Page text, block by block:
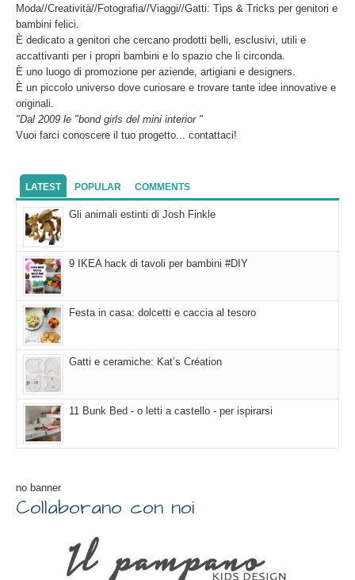
Moda//Creatività//Fotografia//Viaggi//Gatti: Tips & Tricks per genitori e
bambini felici.
È dedicato a genitori che cercano prodotti belli, esclusivi, utili e
accattivanti per i propri bambini e lo spazio che li circonda.
È uno luogo di promozione per aziende, artigiani e designers.
È un piccolo universo dove curiosare e trovare tante idee innovative e
originali.
"Dal 2009 le "bond girls del mini interior "
Vuoi farci conoscere il tuo progetto... contattaci!
LATEST POPULAR COMMENTS
Gli animali estinti di Josh Finkle
9 IKEA hack di tavoli per bambini #DIY
Festa in casa: dolcetti e caccia al tesoro
Gatti e ceramiche: Kat’s Création
11 Bunk Bed - o letti a castello - per ispirarsi
no banner
Collaborano con noi